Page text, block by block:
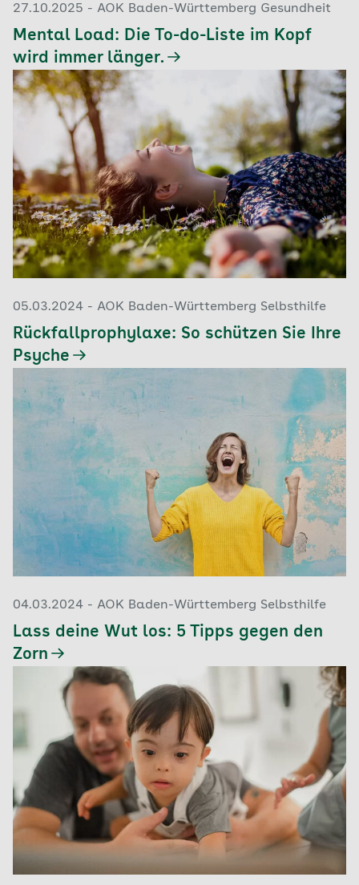
27.10.2025 - AOK Baden-Württemberg Gesundheit
Mental Load: Die To-do-Liste im Kopf
wird immer länger.
05.03.2024 - AOK Baden-Württemberg Selbsthilfe
Rückfallprophylaxe: So schützen Sie Ihre
Psyche
04.03.2024 - AOK Baden-Württemberg Selbsthilfe
Lass deine Wut los: 5 Tipps gegen den
Zorn